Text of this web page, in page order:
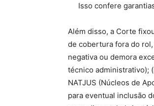
Isso confere
Além disso, a Corte
de cobertura fora do
negativa ou demora
técnico administrativo);
NATJUS (Núcleos de
para eventual inclusão